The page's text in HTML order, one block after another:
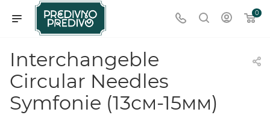
0
Interchangeble
Circular Needles
Symfonie (13см-15мм)